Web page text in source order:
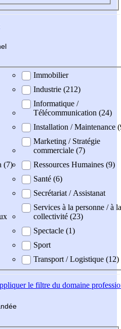
(7)
Immobilier
Industrie (212)
Informatique /
Télécommunication (24)
Installation / Maintenance
Marketing / Stratégie
commerciale (7)
Ressources Humaines (9)
Santé (6)
Secrétariat / Assistanat
Services à la personne / à la
collectivité (23)
Spectacle (1)
Sport
Transport / Logistique (12)
le filtre du domaine